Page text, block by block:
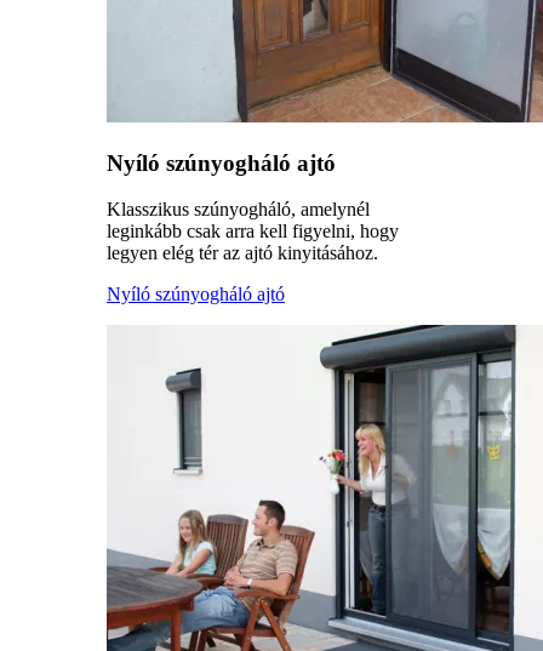
Nyíló szúnyogháló ajtó
Klasszikus szúnyogháló, amelynél
leginkább csak arra kell figyelni, hogy
legyen elég tér az ajtó kinyitásához.
Nyíló szúnyogháló ajtó